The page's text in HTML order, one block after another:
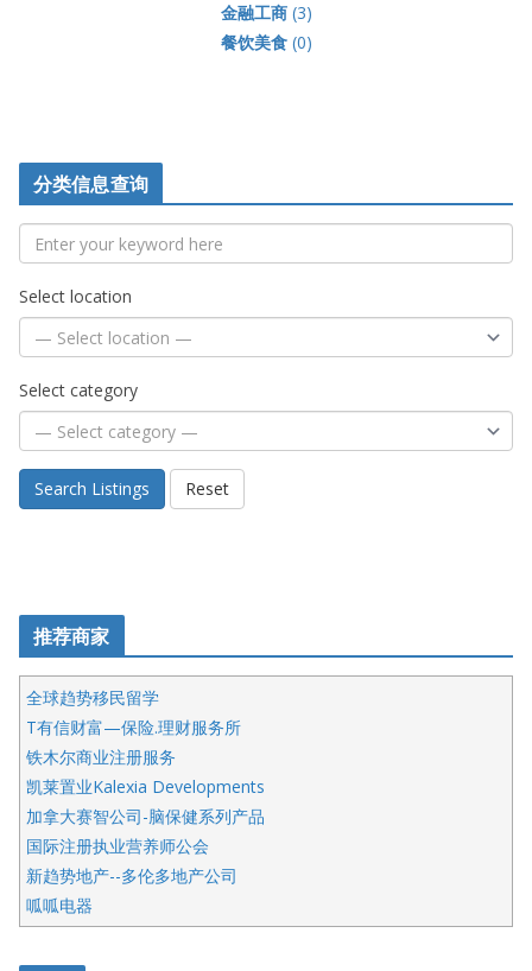
金融工商(3)
餐饮美食(0)
分类信息查询
Select location
Select category
Search Listings Reset
推荐商家
全球趋势移民留学
T有信财富—保险.理财服务所
铁木尔商业注册服务
凯莱置业Kalexia Developments
加拿大赛智公司-脑保健系列产品
国际注册执业营养师公会
新趋势地产--多伦多地产公司
呱呱电器
皇后金融集团